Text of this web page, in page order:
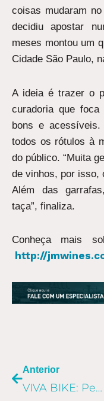
coisas mudaram
decidiu apostar
meses montou um
Cidade São Paulo,
A ideia é trazer o
curadoria que foca
bons e acessíveis.
todos os rótulos à
do público. “Muita
de vinhos, por isso,
Além das
taça”, finaliza.
Conheça mais
http://
Anterior
VIVA BIKE: Pedalada comemorativa marca o Dia Mundial da Bicicleta